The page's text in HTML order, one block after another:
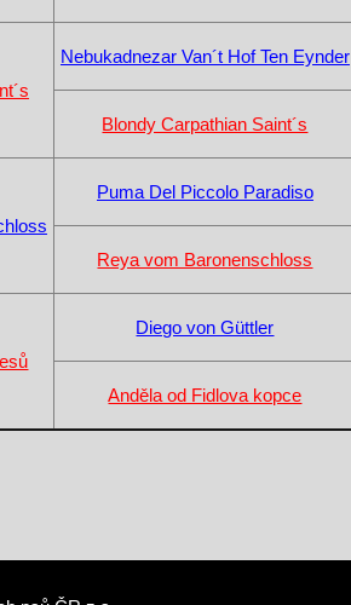
Nebukadnezar Van´t Hof Ten Eynder
Blondy Carpathian Saint´s
Puma Del Piccolo Paradiso
Reya vom Baronenschloss
Diego von Güttler
Anděla od Fidlova kopce